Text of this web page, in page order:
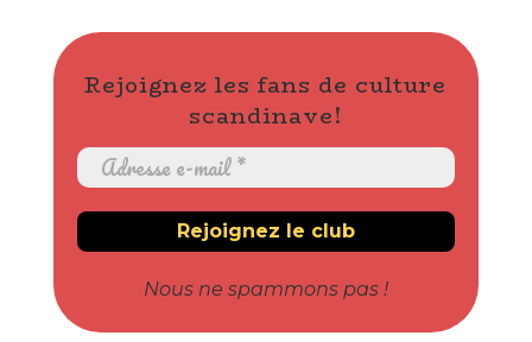
Rejoignez les fans de culture
scandinave!
Nous ne spammons pas !